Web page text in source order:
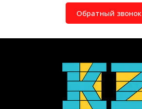
Обратный звонок